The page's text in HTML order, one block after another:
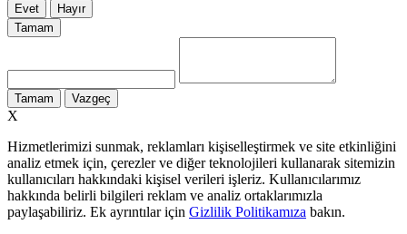
Evet
Hayır
Tamam
Tamam Vazgeç
X
Hizmetlerimizi sunmak, reklamları kişiselleştirmek ve site etkinliğini
analiz etmek için, çerezler ve diğer teknolojileri kullanarak sitemizin
kullanıcıları hakkındaki kişisel verileri işleriz. Kullanıcılarımız
hakkında belirli bilgileri reklam ve analiz ortaklarımızla
paylaşabiliriz. Ek ayrıntılar için Gizlilik Politikamıza bakın.